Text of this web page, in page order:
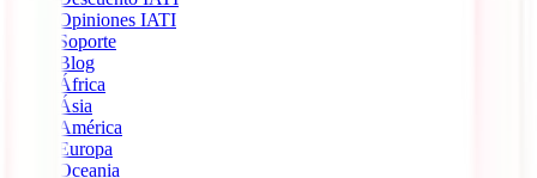
Opiniones IATI
Soporte
Blog
África
Ásia
América
Europa
Oceania